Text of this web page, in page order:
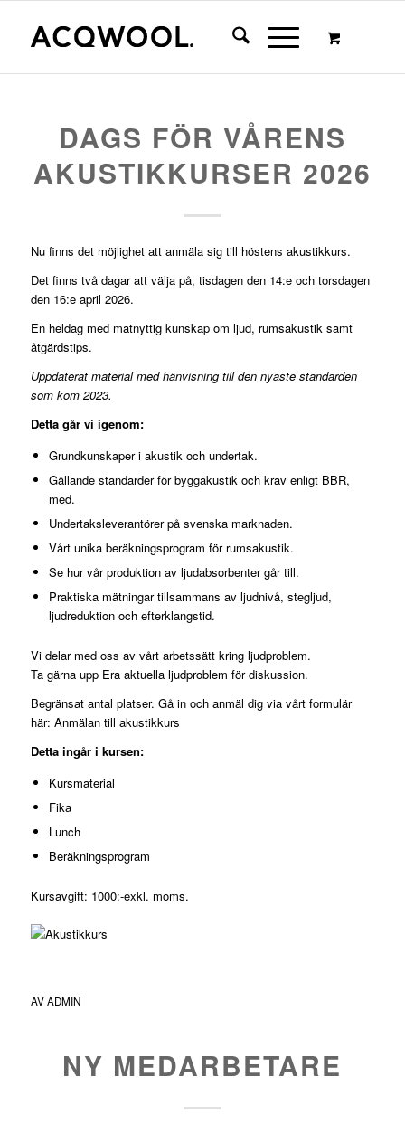
DAGS FÖR VÅRENS
AKUSTIKKURSER 2026
Nu finns det möjlighet att anmäla sig till höstens akustikkurs.
Det finns två dagar att välja på, tisdagen den 14:e och torsdagen
den 16:e april 2026.
En heldag med matnyttig kunskap om ljud, rumsakustik samt
åtgärdstips.
Uppdaterat material med hänvisning till den nyaste standarden
som kom 2023.
Detta går vi igenom:
Grundkunskaper i akustik och undertak.
Gällande standarder för byggakustik och krav enligt BBR,
med.
Undertaksleverantörer på svenska marknaden.
Vårt unika beräkningsprogram för rumsakustik.
Se hur vår produktion av ljudabsorbenter går till.
Praktiska mätningar tillsammans av ljudnivå, stegljud,
ljudreduktion och efterklangstid.
Vi delar med oss av vårt arbetssätt kring ljudproblem.
Ta gärna upp Era aktuella ljudproblem för diskussion.
Begränsat antal platser. Gå in och anmäl dig via vårt formulär
här: Anmälan till akustikkurs
Detta ingår i kursen:
Kursmaterial
Fika
Lunch
Beräkningsprogram
Kursavgift: 1000:-exkl. moms.
AVADMIN
NY MEDARBETARE